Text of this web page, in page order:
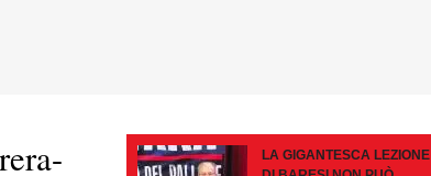
LA GIGANTESCA LEZIONE